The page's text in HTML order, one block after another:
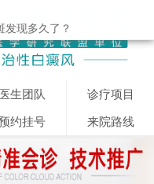
医生团队 诊疗项目
约挂号 来院路线
发现多久了？